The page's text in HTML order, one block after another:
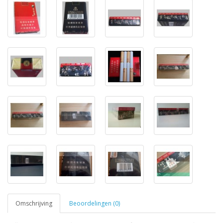
Omschrijving Beoordelingen (0)